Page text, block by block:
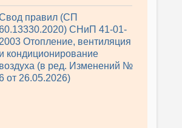
правил (СП
СНиП 41-01-
Отопление, вентиляция
и кондиционирование
воздуха (в ред. Изменений №
от 26.05.2026)